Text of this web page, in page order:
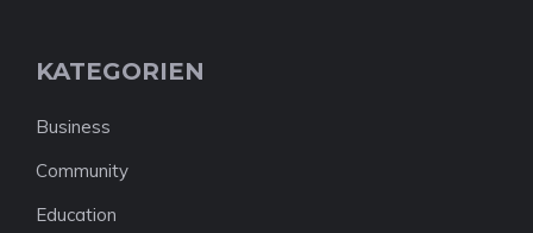
KATEGORIEN
Business
Community
Education